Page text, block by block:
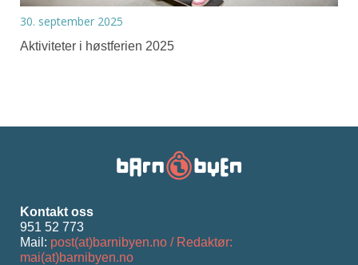
30. september 2025
Aktiviteter i høstferien 2025
Kontakt oss
951 52 773
Mail: post(at)barnibyen.no / Redaktør:
mai(at)barnibyen.no